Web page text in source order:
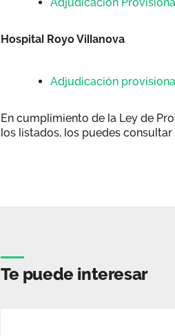
Hospital Royo Villanova
Adjudicación
En cumplimiento de la Ley de
los listados, los puedes
Te puede interesar